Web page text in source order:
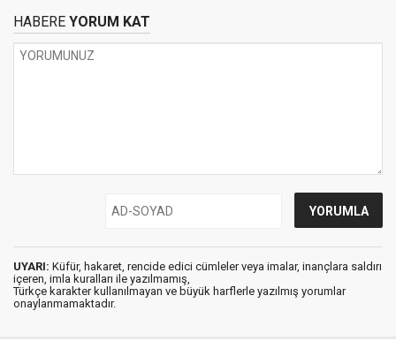
HABERE YORUM KAT
UYARI: Küfür, hakaret, rencide edici cümleler veya imalar, inançlara saldırı
içeren, imla kuralları ile yazılmamış,
Türkçe karakter kullanılmayan ve büyük harflerle yazılmış yorumlar
onaylanmamaktadır.